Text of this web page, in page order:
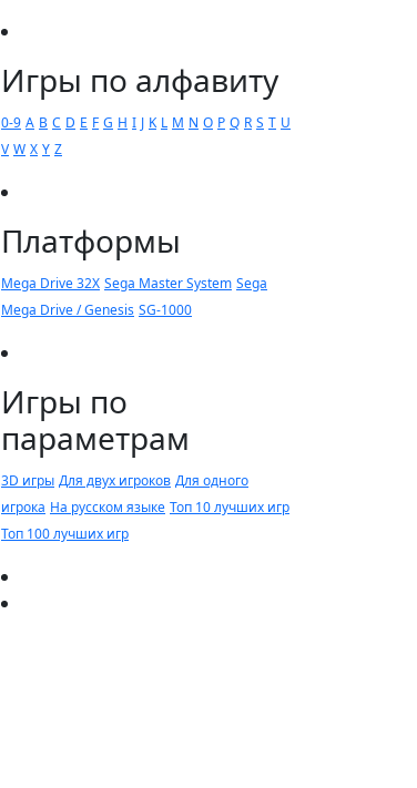
Игры по алфавиту
0-9 A B C D E F G H I J K L M N O P Q R S T U
V W X Y Z
Платформы
Mega Drive 32X Sega Master System Sega
Mega Drive / Genesis SG-1000
Игры по
параметрам
3D игры Для двух игроков Для одного
игрока На русском языке Топ 10 лучших игр
Топ 100 лучших игр